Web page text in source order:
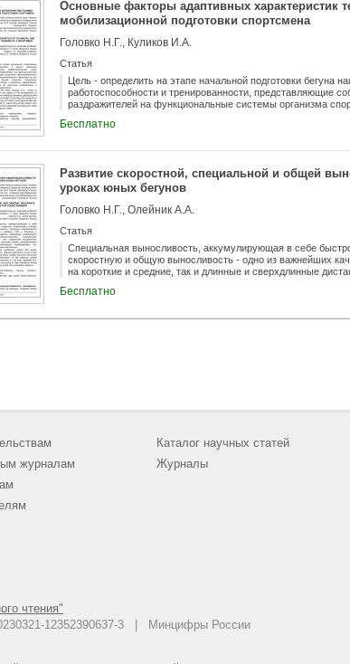
Основные факторы адаптивных характеристик
мобилизационной подготовки спортсмена
Головко Н.Г., Куликов И.А.
Статья
Цель - определить на этапе начальной подготовки бегуна
работоспособности и тренированности, представляющие
раздражителей на функциональные системы организма
ближе отрезок дистанции приближается к
Бесплатно
Развитие скоростной, специальной и общей
уроках юных бегунов
Головко Н.Г., Олейник А.А.
Статья
Специальная выносливость, аккумулирующая в себе
скоростную и общую выносливость - одно из важнейших
на короткие и средние, так и длинные и сверхдлинные
совокупная способность спортсмена эффективно
дистанции.
Бесплатно
чтения"
12352390637-3 | Минцифры России
журналам
Каталог научных статей
Журналы